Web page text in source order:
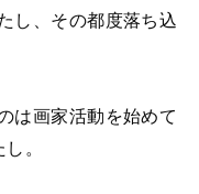
し、その都度落ち込
は画家活動を始めて
。